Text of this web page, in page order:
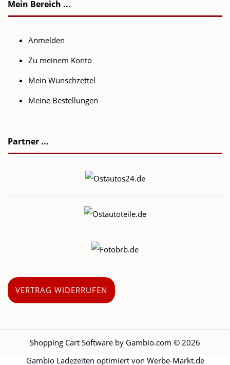
Mein Bereich ...
Anmelden
Zu meinem Konto
Mein Wunschzettel
Meine Bestellungen
Partner ...
VERTRAG WIDERRUFEN
Shopping Cart Software by Gambio.com © 2026
Gambio Ladezeiten optimiert von Werbe-Markt.de